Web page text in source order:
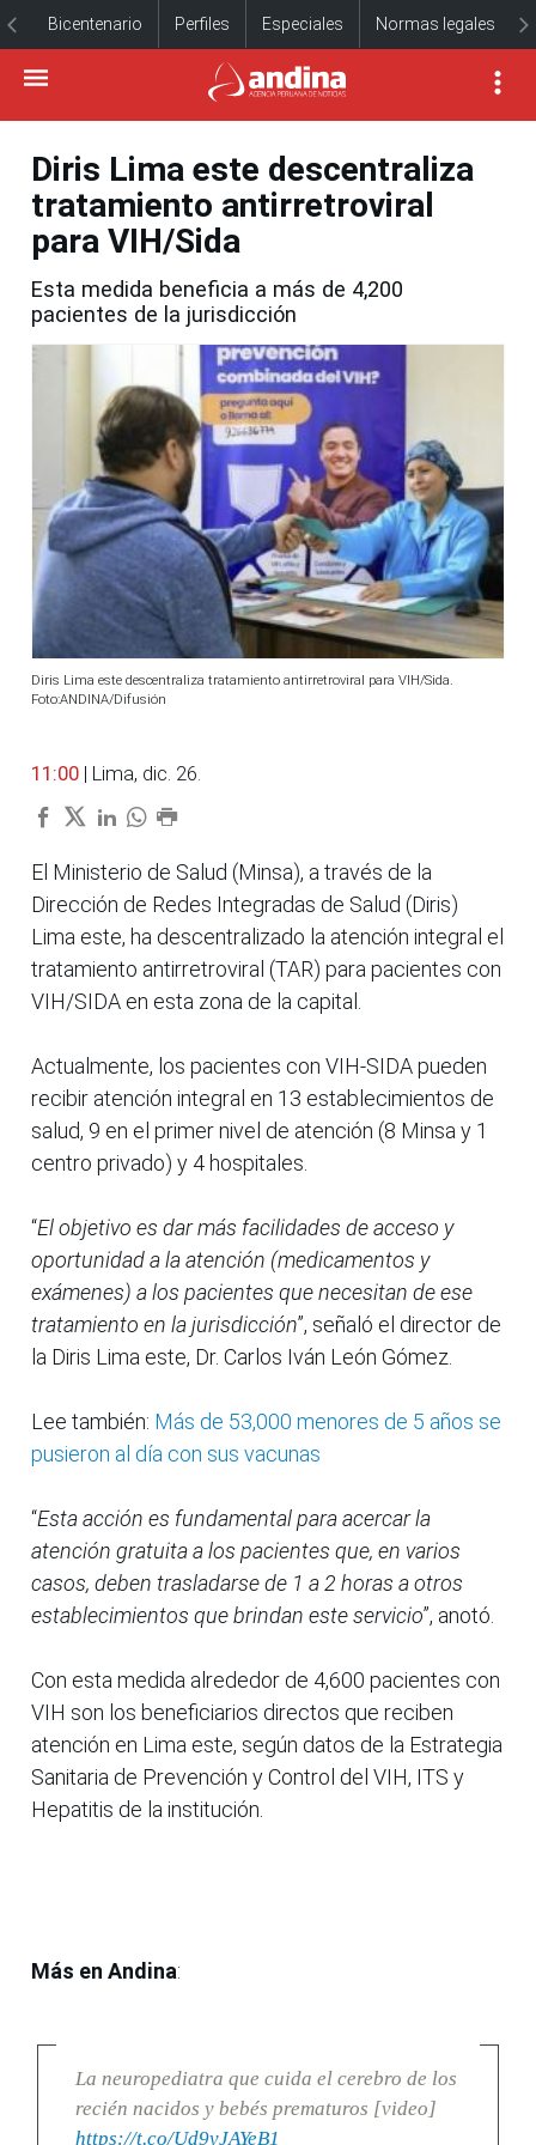
Bicentenario Perfiles Especiales Normas legales
Diris Lima este descentraliza
tratamiento antirretroviral
para VIH/Sida
Esta medida beneficia a más de 4,200
pacientes de la jurisdicción
Diris Lima este descentraliza tratamiento antirretroviral para VIH/Sida.
Foto:ANDINA/Difusión
11:00 | Lima, dic. 26.
El Ministerio de Salud (Minsa), a través de la
Dirección de Redes Integradas de Salud (Diris)
Lima este, ha descentralizado la atención integral el
tratamiento antirretroviral (TAR) para pacientes con
VIH/SIDA en esta zona de la capital.
Actualmente, los pacientes con VIH-SIDA pueden
recibir atención integral en 13 establecimientos de
salud, 9 en el primer nivel de atención (8 Minsa y 1
centro privado) y 4 hospitales.
“El objetivo es dar más facilidades de acceso y
oportunidad a la atención (medicamentos y
exámenes) a los pacientes que necesitan de ese
tratamiento en la jurisdicción”, señaló el director de
la Diris Lima este, Dr. Carlos Iván León Gómez.
Lee también: Más de 53,000 menores de 5 años se
pusieron al día con sus vacunas
“Esta acción es fundamental para acercar la
atención gratuita a los pacientes que, en varios
casos, deben trasladarse de 1 a 2 horas a otros
establecimientos que brindan este servicio”, anotó.
Con esta medida alrededor de 4,600 pacientes con
VIH son los beneficiarios directos que reciben
atención en Lima este, según datos de la Estrategia
Sanitaria de Prevención y Control del VIH, ITS y
Hepatitis de la institución.
Más en Andina:
La neuropediatra que cuida el cerebro de los
recién nacidos y bebés prematuros [video]
https://t.co/Ud9yJAYeB1